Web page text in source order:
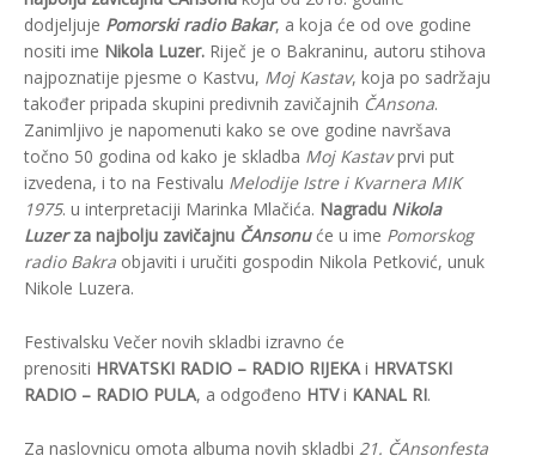
dodjeljuje Pomorski radio Bakar, a koja će od ove godine
nositi ime Nikola Luzer. Riječ je o Bakraninu, autoru stihova
najpoznatije pjesme o Kastvu, Moj Kastav, koja po sadržaju
također pripada skupini predivnih zavičajnih ČAnsona.
Zanimljivo je napomenuti kako se ove godine navršava
točno 50 godina od kako je skladba Moj Kastavprvi put
izvedena, i to na Festivalu Melodije Istre i Kvarnera MIK
1975. u interpretaciji Marinka Mlačića. Nagradu Nikola
Luzerza najbolju zavičajnu ČAnsonuće u ime Pomorskog
radio Bakra objaviti i uručiti gospodin Nikola Petković, unuk
Nikole Luzera.
Festivalsku Večer novih skladbi izravno će
prenositi HRVATSKI RADIO – RADIO RIJEKAi HRVATSKI
RADIO – RADIO PULA, a odgođeno HTVi KANAL RI.
Za naslovnicu omota albuma novih skladbi 21. ČAnsonfesta